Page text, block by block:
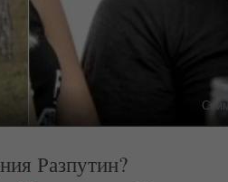
Разпутин?